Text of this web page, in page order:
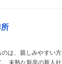
のは、親しみやすい方
、未熟な新卒の新人社